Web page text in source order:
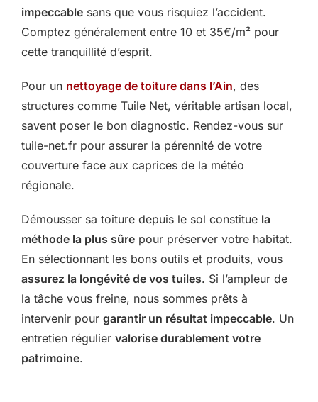
impeccable sans que vous risquiez l’accident.
Comptez généralement entre 10 et 35€/m² pour
cette tranquillité d’esprit.
Pour un nettoyage de toiture dans l’Ain, des
structures comme Tuile Net, véritable artisan local,
savent poser le bon diagnostic. Rendez-vous sur
tuile-net.fr pour assurer la pérennité de votre
couverture face aux caprices de la météo
régionale.
Démousser sa toiture depuis le sol constitue la
méthode la plus sûre pour préserver votre habitat.
En sélectionnant les bons outils et produits, vous
assurez la longévité de vos tuiles. Si l’ampleur de
la tâche vous freine, nous sommes prêts à
intervenir pour garantir un résultat impeccable. Un
entretien régulier valorise durablement votre
patrimoine.